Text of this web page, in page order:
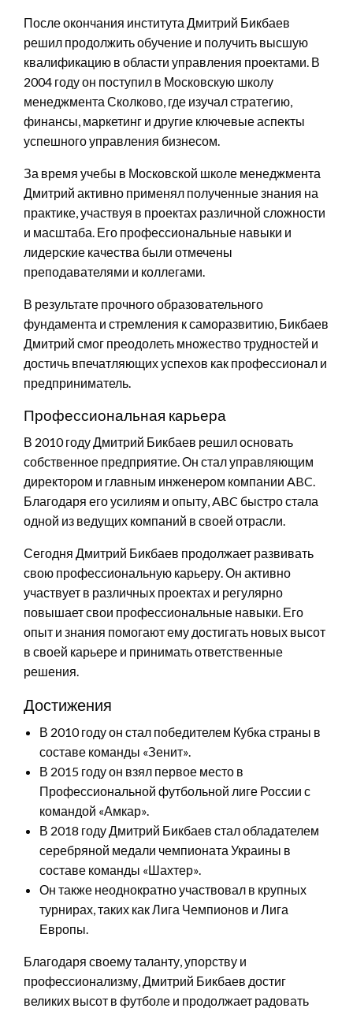
После окончания института Дмитрий Бикбаев
решил продолжить обучение и получить высшую
квалификацию в области управления проектами. В
2004 году он поступил в Московскую школу
менеджмента Сколково, где изучал стратегию,
финансы, маркетинг и другие ключевые аспекты
успешного управления бизнесом.
За время учебы в Московской школе менеджмента
Дмитрий активно применял полученные знания на
практике, участвуя в проектах различной сложности
и масштаба. Его профессиональные навыки и
лидерские качества были отмечены
преподавателями и коллегами.
В результате прочного образовательного
фундамента и стремления к саморазвитию, Бикбаев
Дмитрий смог преодолеть множество трудностей и
достичь впечатляющих успехов как профессионал и
предприниматель.
Профессиональная карьера
В 2010 году Дмитрий Бикбаев решил основать
собственное предприятие. Он стал управляющим
директором и главным инженером компании ABC.
Благодаря его усилиям и опыту, ABC быстро стала
одной из ведущих компаний в своей отрасли.
Сегодня Дмитрий Бикбаев продолжает развивать
свою профессиональную карьеру. Он активно
участвует в различных проектах и регулярно
повышает свои профессиональные навыки. Его
опыт и знания помогают ему достигать новых высот
в своей карьере и принимать ответственные
решения.
Достижения
В 2010 году он стал победителем Кубка страны в
составе команды «Зенит».
В 2015 году он взял первое место в
Профессиональной футбольной лиге России с
командой «Амкар».
В 2018 году Дмитрий Бикбаев стал обладателем
серебряной медали чемпионата Украины в
составе команды «Шахтер».
Он также неоднократно участвовал в крупных
турнирах, таких как Лига Чемпионов и Лига
Европы.
Благодаря своему таланту, упорству и
профессионализму, Дмитрий Бикбаев достиг
великих высот в футболе и продолжает радовать